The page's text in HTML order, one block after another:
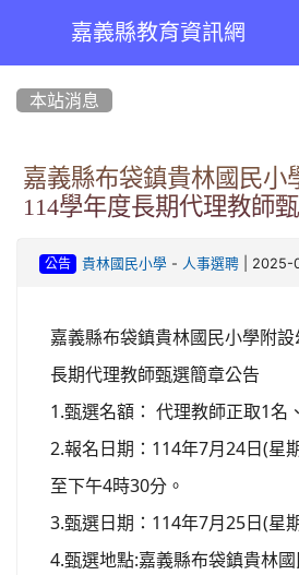
嘉義縣教育資訊網
本站消息
嘉義縣布袋鎮貴林國民小
114學年度長期代理教師
公告 貴林國民小學- 人事選聘| 2025-
嘉義縣布袋鎮貴林國民小學附設
長期代理教師甄選簡章公告
1.甄選名額： 代理教師正取1名
2.報名日期： 114年7月 24 日 (星
至下午4時30分。
3.甄選日期： 114年7月 25 日 (星
4.甄選地點:嘉義縣布袋鎮貴林